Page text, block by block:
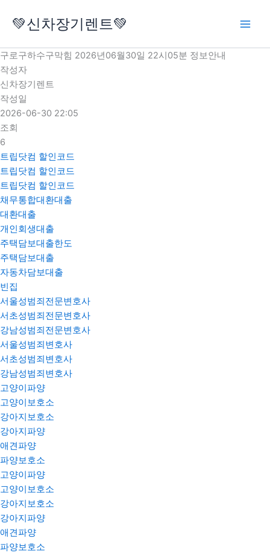
로
건
너
뛰
기
💚신차장기렌트💚
구로구하수구막힘 2026년06월30일 22시05분 정보안내
작성자
신차장기렌트
작성일
2026-06-30 22:05
조회
6
트립닷컴 할인코드
트립닷컴 할인코드
트립닷컴 할인코드
채무통합대환대출
대환대출
개인회생대출
주택담보대출한도
주택담보대출
자동차담보대출
빈집
서울성범죄전문변호사
서초성범죄전문변호사
강남성범죄전문변호사
서울성범죄변호사
서초성범죄변호사
강남성범죄변호사
고양이파양
고양이보호소
강아지보호소
강아지파양
애견파양
파양보호소
고양이파양
고양이보호소
강아지보호소
강아지파양
애견파양
파양보호소